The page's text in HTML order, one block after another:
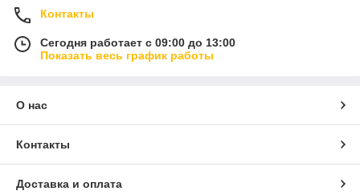
Контакты
Сегодня работает с 09:00 до 13:00
Показать весь график работы
О нас
Контакты
Доставка и оплата